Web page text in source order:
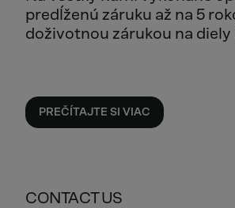
predĺženú záruku až na 5
doživotnou zárukou na diely
PREČÍTAJTE SI VIAC
CONTACT US